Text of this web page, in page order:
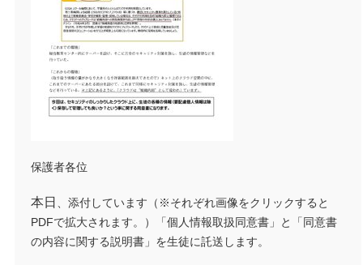
保護者各位
本日
、添付しています（※それぞれ画像をクリックすると
PDFで拡大されます。）「個人情報取扱同意書」と「同意書
の内容に関する説明書」を生徒に託送します。